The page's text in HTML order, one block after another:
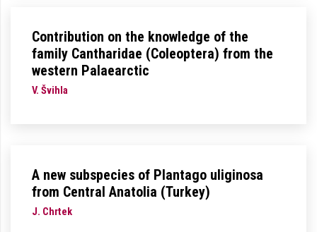
Contribution on the knowledge of the
family Cantharidae (Coleoptera) from the
western Palaearctic
V. Švihla
A new subspecies of Plantago uliginosa
from Central Anatolia (Turkey)
J. Chrtek